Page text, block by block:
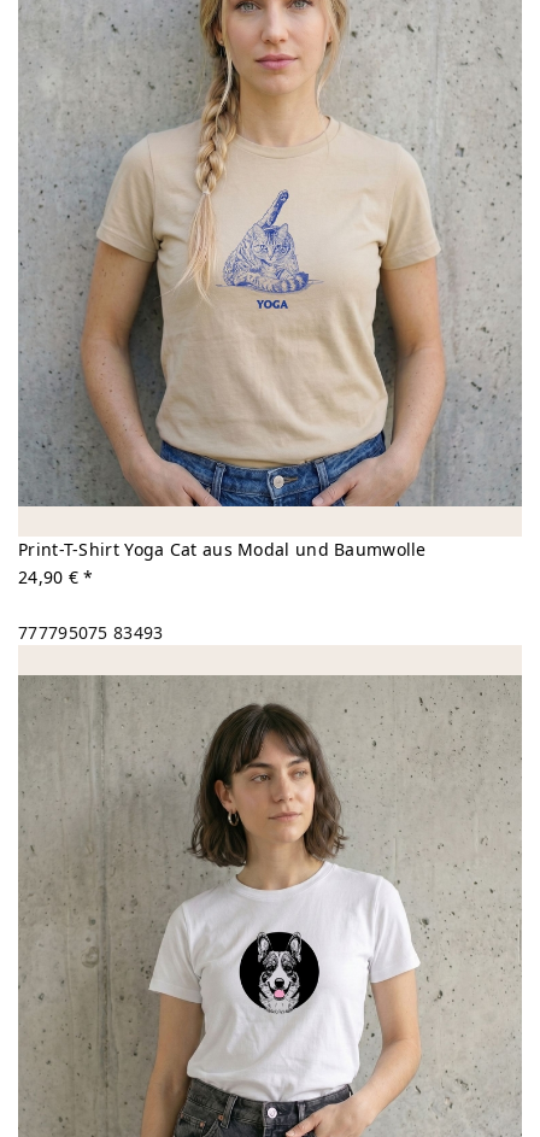
Print-T-Shirt Yoga Cat aus Modal und Baumwolle
24,90 € *
777795075 83493